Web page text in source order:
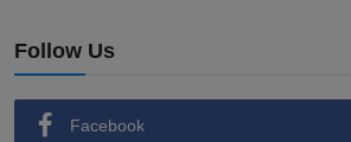
Follow Us
Facebook